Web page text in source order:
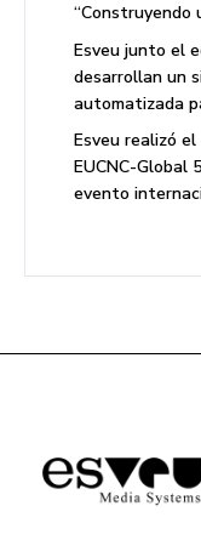
“Construyendo
Esveu junto el
desarrollan un
automatizada
Esveu realizó
EUCNC-Global
evento